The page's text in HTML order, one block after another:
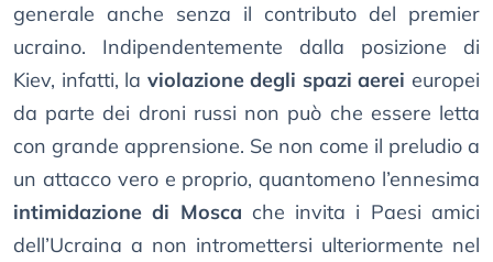
generale anche senza il contributo del premier
ucraino. Indipendentemente dalla posizione di
Kiev, infatti, la violazione degli spazi aerei europei
da parte dei droni russi non può che essere letta
con grande apprensione. Se non come il preludio a
un attacco vero e proprio, quantomeno l’ennesima
intimidazione di Mosca che invita i Paesi amici
dell’Ucraina a non intromettersi ulteriormente nel